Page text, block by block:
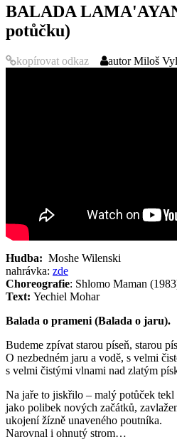
BALADA
potůčku)
kopírovat odkaz autorMiloš
Hudba: Moshe
nahrávka: zde
Choreografie: Shlomo Maman
Text: Yechiel Mohar
Balada o prameni (Balada o jaru).
Budeme zpívat starou píseň, starou
O nezbedném jaru a vodě, s velmi
s velmi čistými vlnami nad zlatým
Na jaře to jiskřilo – malý potůček tekl
jako polibek nových začátků,
ukojení žízně unaveného poutníka.
Narovnal i ohnutý strom…